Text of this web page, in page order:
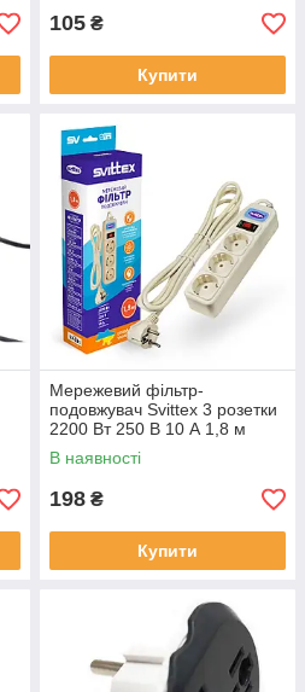
105 ₴
Купити
Мережевий фільтр-
подовжувач Svittex 3 розетки
2200 Вт 250 В 10 А 1,8 м
Білий (SV-831)
В наявності
198 ₴
Купити